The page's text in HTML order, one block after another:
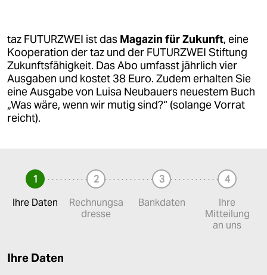
abo
genossenschaft
epaper login
taz FUTURZWEI ist das Magazin für Zukunft, eine
Kooperation der taz und der FUTURZWEI Stiftung
Zukunftsfähigkeit. Das Abo umfasst jährlich vier
Ausgaben und kostet 38 Euro. Zudem erhalten Sie
eine Ausgabe von Luisa Neubauers neuestem Buch
„Was wäre, wenn wir mutig sind?“ (solange Vorrat
reicht).
1
Ihre Daten
2
Rechnungsa
dresse
3
Bankdaten✓ erledigt
4
Ihre
Mitteilung
an uns✓
Ihre Daten